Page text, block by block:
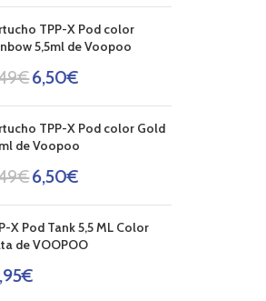
TPP-X Pod color
5,5ml de Voopoo
€6,50€
TPP-X Pod color Gold
de Voopoo
€6,50€
X Pod Tank 5,5 ML Color
de VOOPOO
€